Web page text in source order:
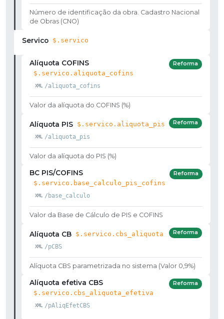
Número de identificação da obra. Cadastro Nacional
de Obras (CNO)
Servico $.servico
Alíquota COFINS
$.servico.aliquota_cofins
/aliquota_cofins
Reforma
Valor da alíquota do COFINS (%)
Alíquota PIS $.servico.aliquota_pis
/aliquota_pis
Reforma
Valor da alíquota do PIS (%)
BC PIS/COFINS
$.servico.base_calculo_pis_cofins
/base_calculo
Reforma
Valor da Base de Cálculo de PIS e COFINS
Alíquota CB $.servico.cbs_aliquota
/pCBS
Reforma
Alíquota CBS parametrizada no sistema (Valor 0,9%)
Alíquota efetiva CBS
$.servico.cbs_aliquota_efetiva
/pAliqEfetCBS
Reforma